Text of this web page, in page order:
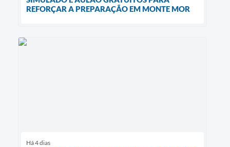
REFORÇAR A PREPARAÇÃO EM MONTE MOR
Há 4 dias